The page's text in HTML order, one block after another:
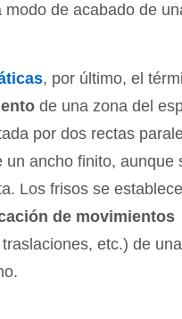
modo de acabado de
, por último, el
de una zona del
por dos rectas
un ancho finito, aunque
Los frisos se
de movimientos
etc.) de